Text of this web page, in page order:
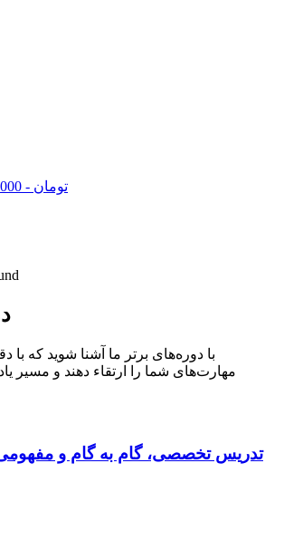
150,000 تومان -
با دوره‌های برتر ما آشنا شوید که با
مهارت‌های شما را ارتقاء دهند و مسیر
تدریس تخصصی، گام به گام و